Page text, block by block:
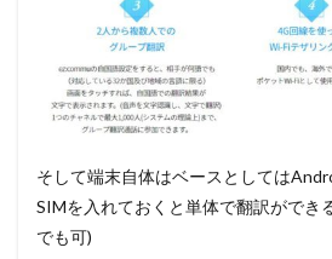
そして端末自体はベースとしては
SIMを入れておくと単体で翻訳ができ
でも可)